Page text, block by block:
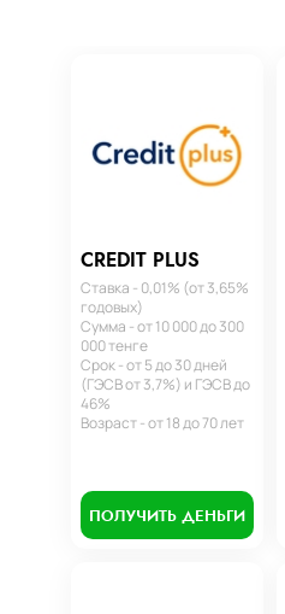
CREDIT PLUS
Ставка - 0,01% (от 3,65%
годовых)
Сумма - от 10 000 до 300
000 тенге
Срок - от 5 до 30 дней
(ГЭСВ от 3,7%) и ГЭСВ до
46%
Возраст - от 18 до 70 лет
ПОЛУЧИТЬ ДЕНЬГИ